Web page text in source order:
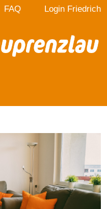
FAQ Login Friedrich